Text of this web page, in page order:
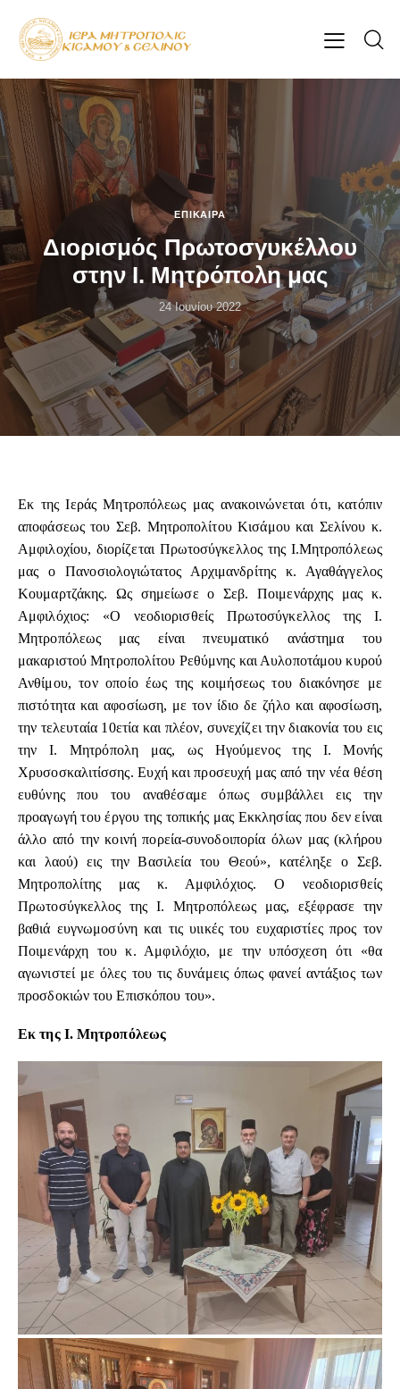
ΕΠΊΚΑΙΡΑ
Διορισμός Πρωτοσγυκέλλου
στην Ι. Μητρόπολη μας
24 Ιουνίου 2022
Εκ της Ιεράς Μητροπόλεως μας ανακοινώνεται ότι, κατόπιν
αποφάσεως του Σεβ. Μητροπολίτου Κισάμου και Σελίνου κ.
Αμφιλοχίου, διορίζεται Πρωτοσύγκελλος της Ι.Μητροπόλεως
μας ο Πανοσιολογιώτατος Αρχιμανδρίτης κ. Αγαθάγγελος
Κουμαρτζάκης. Ως σημείωσε ο Σεβ. Ποιμενάρχης μας κ.
Αμφιλόχιος: «Ο νεοδιορισθείς Πρωτοσύγκελλος της Ι.
Μητροπόλεως μας είναι πνευματικό ανάστημα του
μακαριστού Μητροπολίτου Ρεθύμνης και Αυλοποτάμου κυρού
Ανθίμου, τον οποίο έως της κοιμήσεως του διακόνησε με
πιστότητα και αφοσίωση, με τον ίδιο δε ζήλο και αφοσίωση,
την τελευταία 10ετία και πλέον, συνεχίζει την διακονία του εις
την Ι. Μητρόπολη μας, ως Ηγούμενος της Ι. Μονής
Χρυσοσκαλιτίσσης. Ευχή και προσευχή μας από την νέα θέση
ευθύνης που του αναθέσαμε όπως συμβάλλει εις την
προαγωγή του έργου της τοπικής μας Εκκλησίας που δεν είναι
άλλο από την κοινή πορεία-συνοδοιπορία όλων μας (κλήρου
και λαού) εις την Βασιλεία του Θεού», κατέληξε ο Σεβ.
Μητροπολίτης μας κ. Αμφιλόχιος. Ο νεοδιορισθείς
Πρωτοσύγκελλος της Ι. Μητροπόλεως μας, εξέφρασε την
βαθιά ευγνωμοσύνη και τις υιικές του ευχαριστίες προς τον
Ποιμενάρχη του κ. Αμφιλόχιο, με την υπόσχεση ότι «θα
αγωνιστεί με όλες του τις δυνάμεις όπως φανεί αντάξιος των
προσδοκιών του Επισκόπου του».
Εκ της Ι. Μητροπόλεως